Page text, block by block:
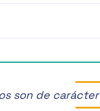
son de